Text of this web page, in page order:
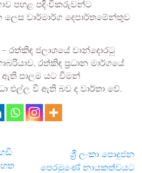
පහළ පදිංචිකරුවන්ට
වාර්මාර්ග දෙපාර්තමේන්තුව
රත්කිඳ ජලාශයේ වාන්දොරටු
රත්කිඳ ප්‍රධාන මාර්ගයේ
ඇති පාලම යට වීමන්
එල්ල වී ඇති බව ද වාර්තා වේ.
ශ්‍රී ලංකා පොදුජන
පෙරමුණේ නායකත්වයට